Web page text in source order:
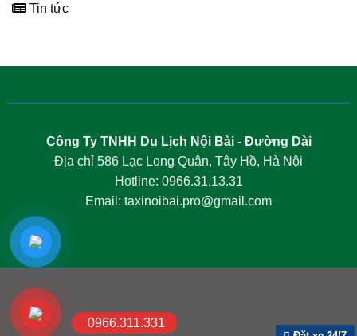
Tin tức
Công Ty TNHH Du Lịch Nội Bài - Đường Dài
Địa chỉ 586 Lạc Long Quân, Tây Hồ, Hà Nội
Hotline: 0966.31.13.31
Email: taxinoibai.pro@gmail.com
0966.311.331